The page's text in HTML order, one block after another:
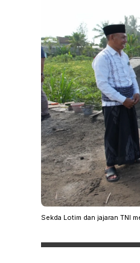
Sekda Lotim dan jajaran TNI